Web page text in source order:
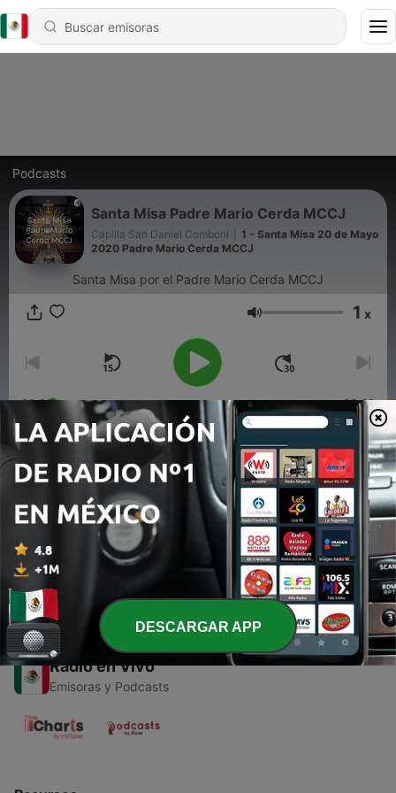
Podcasts
Santa Misa Padre Mario Cerda MCCJ
Capilla San Daniel Comboni
1 - Santa Misa 20 de Mayo
2020 Padre Mario Cerda MCCJ
Santa Misa por el Padre Mario Cerda MCCJ
Volumen 1 x
00:00 00:00
Episodios
1 - Santa Misa 20 de Mayo 2020 Padre Mario Cerda
MCCJ
21 mayo 2020
Radio en Vivo
Emisoras y Podcasts
DESCARGAR APP